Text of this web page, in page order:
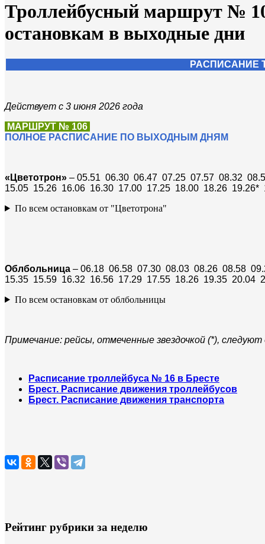
Троллейбусный маршрут №
остановкам в выходные дни
РАСПИСАНИЕ
Действует с 3 июня 2026 года
МАРШРУТ № 106
ПОЛНОЕ РАСПИСАНИЕ ПО ВЫХОДНЫМ ДНЯМ
«Цветотрон» – 05.51 06.30 06.47 07.25 07.57 08.32
15.05 15.26 16.06 16.30 17.00 17.25 18.00 18.26
По всем остановкам от "Цветотрона"
Облбольница – 06.18 06.58 07.30 08.03 08.26 08.58
15.35 15.59 16.32 16.56 17.29 17.55 18.26 19.35 20.04
По всем остановкам от облбольницы
Примечание: рейсы, отмеченные звездочкой (*),
Расписание троллейбуса № 16 в Бресте
Брест. Расписание движения троллейбусов
Брест. Расписание движения транспорта
Рейтинг рубрики за неделю